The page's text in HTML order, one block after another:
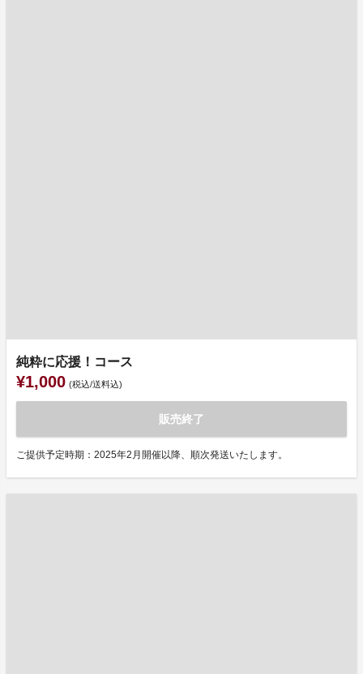
純粋に応援！コース
¥1,000 (税込/送料込)
販売終了
ご提供予定時期：2025年2月開催以降、順次発送いたします。